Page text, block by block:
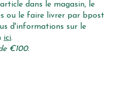
dans le magasin, le
ou le faire livrer par bpost
d'informations sur le
ici.
€100.